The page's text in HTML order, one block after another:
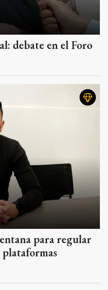
debate en el Foro
para regular